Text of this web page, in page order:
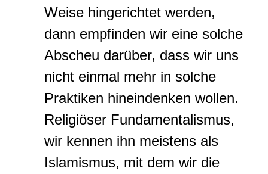
Weise hingerichtet werden,
dann empfinden wir eine solche
Abscheu darüber, dass wir uns
nicht einmal mehr in solche
Praktiken hineindenken wollen.
Religiöser Fundamentalismus,
wir kennen ihn meistens als
Islamismus, mit dem wir die